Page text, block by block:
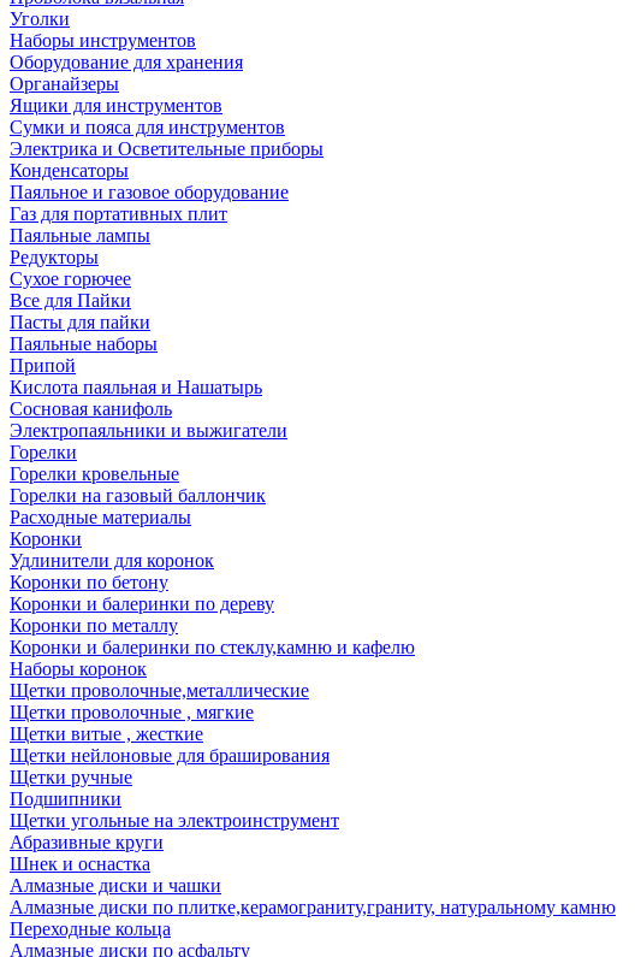
Уголки
Наборы инструментов
Оборудование для хранения
Органайзеры
Ящики для инструментов
Сумки и пояса для инструментов
Электрика и Осветительные приборы
Конденсаторы
Паяльное и газовое оборудование
Газ для портативных плит
Паяльные лампы
Редукторы
Сухое горючее
Все для Пайки
Пасты для пайки
Паяльные наборы
Припой
Кислота паяльная и Нашатырь
Сосновая канифоль
Электропаяльники и выжигатели
Горелки
Горелки кровельные
Горелки на газовый баллончик
Расходные материалы
Коронки
Удлинители для коронок
Коронки по бетону
Коронки и балеринки по дереву
Коронки по металлу
Коронки и балеринки по стеклу,камню и кафелю
Наборы коронок
Щетки проволочные,металлические
Щетки проволочные , мягкие
Щетки витые , жесткие
Щетки нейлоновые для браширования
Щетки ручные
Подшипники
Щетки угольные на электроинструмент
Абразивные круги
Шнек и оснастка
Алмазные диски и чашки
Алмазные диски по плитке,керамограниту,граниту, натуральному камню
Переходные кольца
Алмазные диски по асфальту